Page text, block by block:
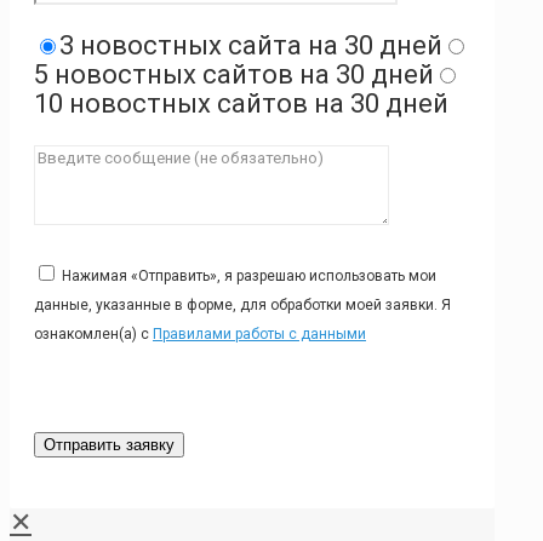
3 новостных сайта на 30 дней
5 новостных сайтов на 30 дней
10 новостных сайтов на 30 дней
Нажимая «Отправить», я разрешаю использовать мои
данные, указанные в форме, для обработки моей заявки. Я
ознакомлен(а) с Правилами работы с данными
✕